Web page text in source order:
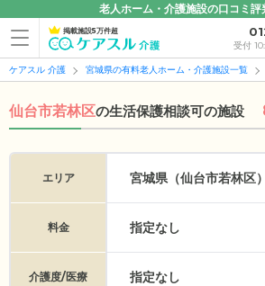
老人ホーム・介護施設の口コミ評
掲載施設5万件超
受付
ケアスル 介護 宮城県の有料老人ホーム・介護施設一覧
仙台市若林区の生活保護相談可の施設
エリア 宮城県（仙台市若林区
料金 指定なし
介護度/医療 指定なし